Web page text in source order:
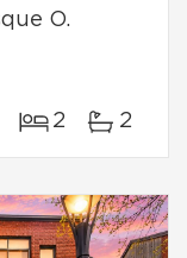
O.
2 2